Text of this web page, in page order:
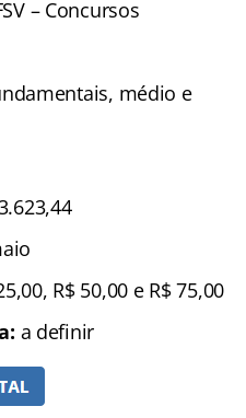
– Concursos
médio e
R$ 50,00 e R$ 75,00
a definir